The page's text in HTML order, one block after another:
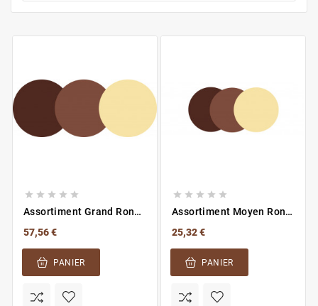
    
Assortiment Grand Rond
57,56 €
PANIER
    
Assortiment Moyen Rond
25,32 €
PANIER